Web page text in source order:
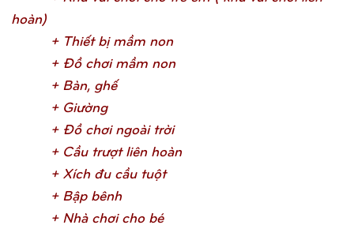
hoàn)
+ Thiết bịmầm non
+ Đồchơi mầm non
+ Bàn, ghế
+ Giường
+ Đồchơi ngoài trời
+ Cầu trượt liên hoàn
+ Xích đu cầu tuột
+ Bập bênh
+ Nhà chơi cho bé